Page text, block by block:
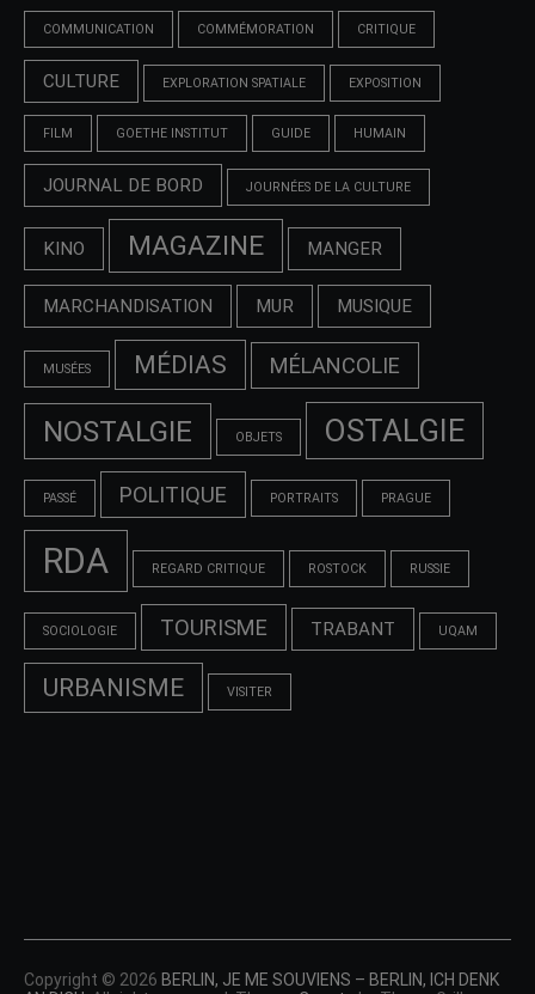
COMMUNICATION COMMÉMORATION CRITIQUE
CULTURE EXPLORATION SPATIALE EXPOSITION
FILM GOETHE INSTITUT GUIDE HUMAIN
JOURNAL DE BORD JOURNÉES DE LA CULTURE
KINO MAGAZINE MANGER
MARCHANDISATION MUR MUSIQUE
MUSÉES MÉDIAS MÉLANCOLIE
NOSTALGIE OBJETS OSTALGIE
PASSÉ POLITIQUE PORTRAITS PRAGUE
RDA REGARD CRITIQUE ROSTOCK RUSSIE
SOCIOLOGIE TOURISME TRABANT UQAM
URBANISME VISITER
Copyright © 2026 BERLIN, JE ME SOUVIENS – BERLIN, ICH DENK